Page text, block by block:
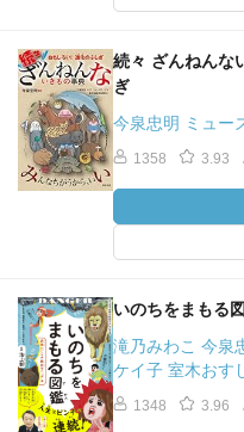
続々 ざんねんな
ぎ
今泉忠明 ミュー
1358 3.93
いのちをまもる
滝乃みわこ 今泉
ケイ子 室木おす
1348 3.96